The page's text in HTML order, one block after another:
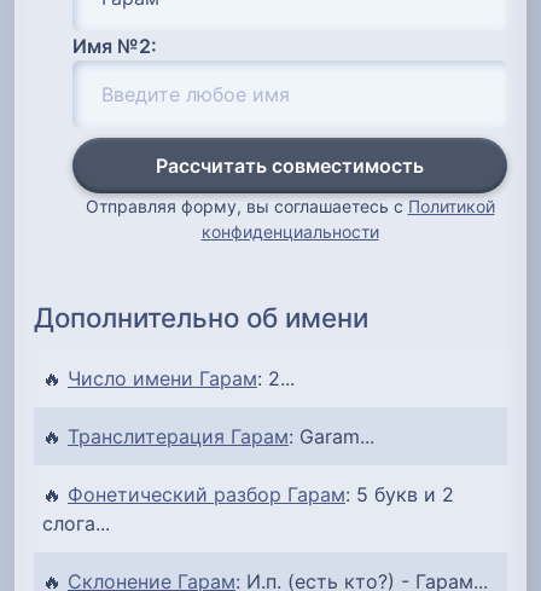
Имя №2:
Рассчитать совместимость
Отправляя форму, вы соглашаетесь с Политикой
конфиденциальности
Дополнительно об имени
🔥 Число имени Гарам: 2...
🔥 Транслитерация Гарам: Garam...
🔥 Фонетический разбор Гарам: 5 букв и 2
слога...
🔥 Склонение Гарам: И.п. (есть кто?) - Гарам...